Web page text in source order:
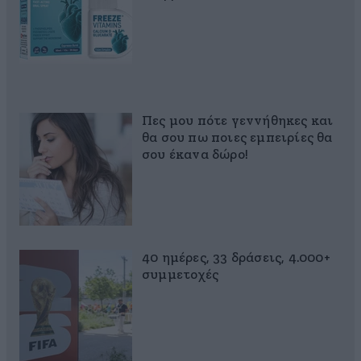
Πες μου πότε γεννήθηκες και
θα σου πω ποιες εμπειρίες θα
σου έκανα δώρο!
40 ημέρες, 33 δράσεις, 4.000+
συμμετοχές